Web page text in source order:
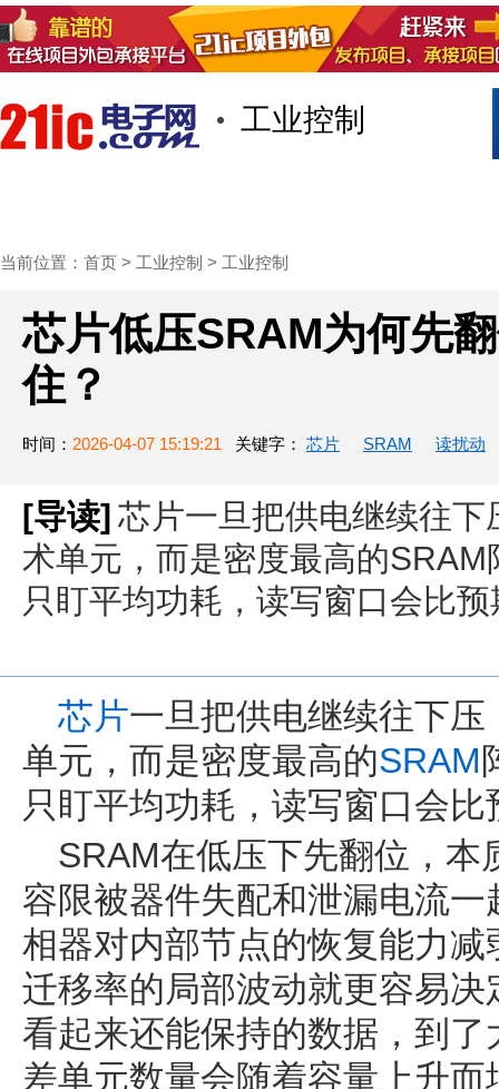
工业控制
当前位置： 首页 > 工业控制 > 工业控制
芯片低压SRAM为何先
住？
时间： 2026-04-07 15:19:21 关键字： 芯片 SRAM 读扰动
[导读] 芯片一旦把供电继续往
术单元，而是密度最高的
只盯平均功耗，读写窗口会比
芯片一旦把供电继续往下
单元，而是密度最高的SRAM
只盯平均功耗，读写窗口会
SRAM在低压下先翻位，
容限被器件失配和泄漏电流
相器对内部节点的恢复能力
迁移率的局部波动就更容易
看起来还能保持的数据，到
差单元数量会随着容量上升